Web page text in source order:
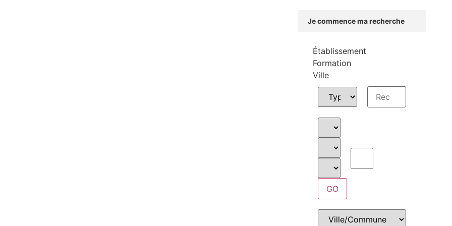
Je commence ma recherche
Établissement
Formation
Ville
GO